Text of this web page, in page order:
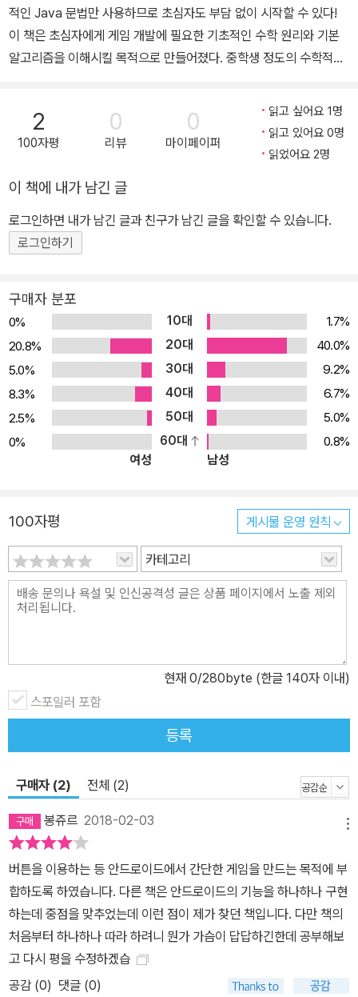
적인 Java 문법만 사용하므로 초심자도 부담 없이 시작할 수 있다!
이 책은 초심자에게 게임 개발에 필요한 기초적인 수학 원리와 기본
알고리즘을 이해시킬 목적으로 만들어졌다. 중학생 정도의 수학적인
래밍 언어의 문법적인 부분을 다루는 것이 아니라, 가장 기본적인 Ja
va 문법만 사용하므로 초심자도 얼마든지 쉽게 배울 수 있다. 이 책의
주요 내용 · 안드로이드 프로그래밍의 기초 · 텍스트 기반 게임 · Ima
map · Touch의 판정 · Class와 ArrayList · 이동 방향과 속도 · Thr
ead와 동기화 · 애니메이션과 사운드 · 중력의 처리 · 목적지 설정 · P
ress와 Gesture · 충돌의 판정과 처리 · 배경 화면 스크롤 · 버튼의
활용 · 블록 격파 게임 · 슬라이딩 퍼즐 게임
2
100자평
0
리뷰
0
마이페이퍼
읽고 싶어요 1명
읽고 있어요 0명
읽었어요 2명
이 책에 내가 남긴 글
로그인하면 내가 남긴 글과 친구가 남긴 글을 확인할 수 있습니다.
로그인하기
구매자 분포
0% 10대
1.7%
20.8%
20대
40.0%
5.0%
30대
9.2%
8.3%
40대
6.7%
2.5%
50대
5.0%
0%
60대
0.8%
여성
남성
100자평 게시물 운영 원칙
카테고리
현재 0/280byte (한글 140자 이내)
스포일러 포함
등록
구매자 (2) 전체 (2)
봉쥬르 2018-02-03
버튼을 이용하는 등 안드로이드에서 간단한 게임을 만드는 목적에 부
합하도록 하였습니다. 다른 책은 안드로이드의 기능을 하나하나 구현
하는데 중점을 맞추었는데 이런 점이 제가 찾던 책입니다. 다만 책의
처음부터 하나하나 따라 하려니 뭔가 가슴이 답답하긴한데 공부해보
고 다시 평을 수정하겠습
공감 (0) 댓글 (0)